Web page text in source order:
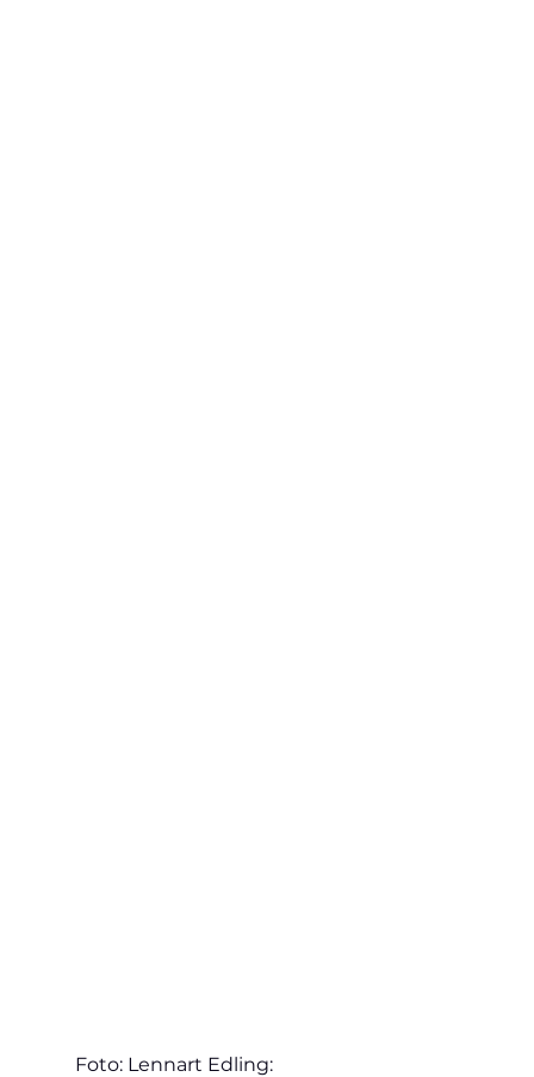
Foto: Lennart Edling: